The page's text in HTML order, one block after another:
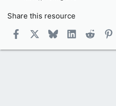
Share this resource
Facebook BlueskyLinkedInReddit